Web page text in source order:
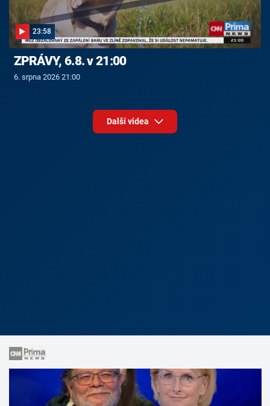
23:58
ZPRÁVY, 6.8. v 21:00
6. srpna 2026 21:00
Další videa